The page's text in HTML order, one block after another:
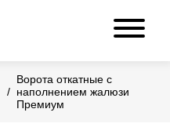
Ворота откатные с
наполнением жалюзи
Премиум